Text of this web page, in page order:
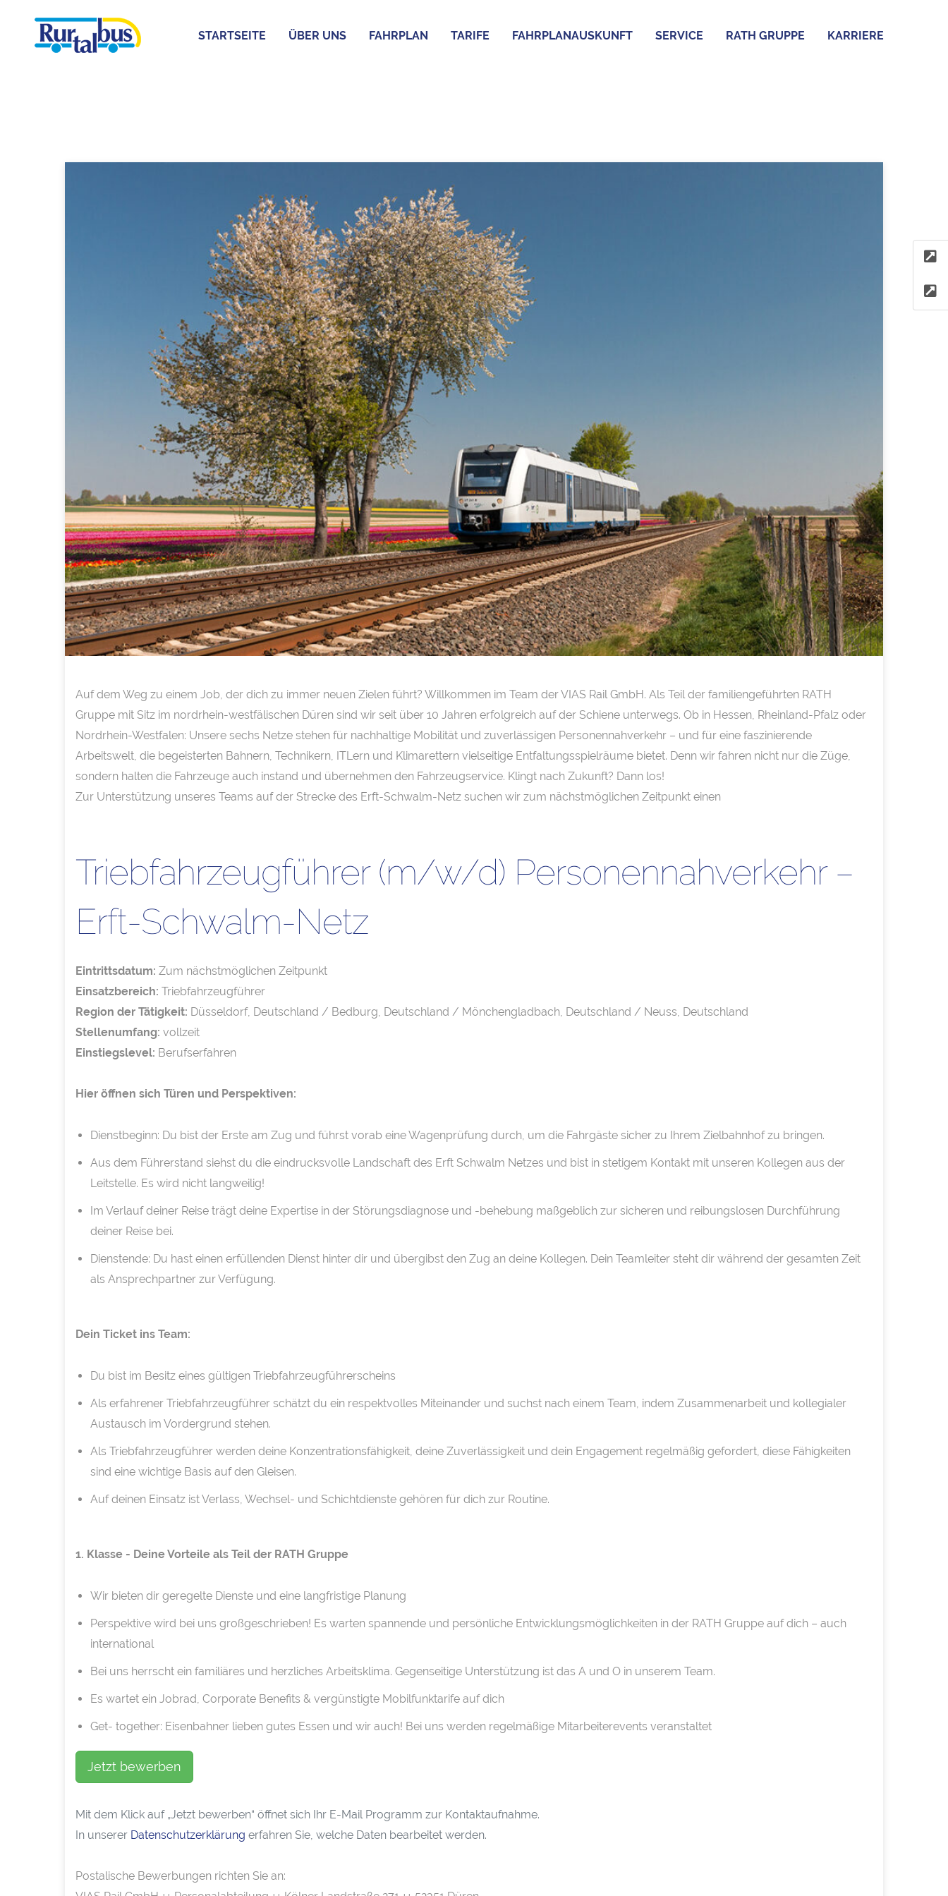
STARTSEITE ÜBER UNS FAHRPLAN TARIFE FAHRPLANAUSKUNFT SERVICE RATH GRUPPE KARRIERE
Auf dem Weg zu einem Job, der dich zu immer neuen Zielen führt? Willkommen im Team der VIAS Rail GmbH. Als Teil der familiengeführten RATH
Gruppe mit Sitz im nordrhein-westfälischen Düren sind wir seit über 10 Jahren erfolgreich auf der Schiene unterwegs. Ob in Hessen, Rheinland-Pfalz oder
Nordrhein-Westfalen: Unsere sechs Netze stehen für nachhaltige Mobilität und zuverlässigen Personennahverkehr – und für eine faszinierende
Arbeitswelt, die begeisterten Bahnern, Technikern, ITLern und Klimarettern vielseitige Entfaltungsspielräume bietet. Denn wir fahren nicht nur die Züge,
sondern halten die Fahrzeuge auch instand und übernehmen den Fahrzeugservice. Klingt nach Zukunft? Dann los!
Zur Unterstützung unseres Teams auf der Strecke des Erft-Schwalm-Netz suchen wir zum nächstmöglichen Zeitpunkt einen
Triebfahrzeugführer (m/w/d) Personennahverkehr –
Erft-Schwalm-Netz
Eintrittsdatum: Zum nächstmöglichen Zeitpunkt
Einsatzbereich: Triebfahrzeugführer
Region der Tätigkeit: Düsseldorf, Deutschland / Bedburg, Deutschland / Mönchengladbach, Deutschland / Neuss, Deutschland
Stellenumfang: vollzeit
Einstiegslevel: Berufserfahren
Hier öffnen sich Türen und Perspektiven:
Dienstbeginn: Du bist der Erste am Zug und führst vorab eine Wagenprüfung durch, um die Fahrgäste sicher zu Ihrem Zielbahnhof zu bringen.
Aus dem Führerstand siehst du die eindrucksvolle Landschaft des Erft Schwalm Netzes und bist in stetigem Kontakt mit unseren Kollegen aus der
Leitstelle. Es wird nicht langweilig!
Im Verlauf deiner Reise trägt deine Expertise in der Störungsdiagnose und -behebung maßgeblich zur sicheren und reibungslosen Durchführung
deiner Reise bei.
Dienstende: Du hast einen erfüllenden Dienst hinter dir und übergibst den Zug an deine Kollegen. Dein Teamleiter steht dir während der gesamten Zeit
als Ansprechpartner zur Verfügung.
Dein Ticket ins Team:
Du bist im Besitz eines gültigen Triebfahrzeugführerscheins
Als erfahrener Triebfahrzeugführer schätzt du ein respektvolles Miteinander und suchst nach einem Team, indem Zusammenarbeit und kollegialer
Austausch im Vordergrund stehen.
Als Triebfahrzeugführer werden deine Konzentrationsfähigkeit, deine Zuverlässigkeit und dein Engagement regelmäßig gefordert, diese Fähigkeiten
sind eine wichtige Basis auf den Gleisen.
Auf deinen Einsatz ist Verlass, Wechsel- und Schichtdienste gehören für dich zur Routine.
1. Klasse - Deine Vorteile als Teil der RATH Gruppe
Wir bieten dir geregelte Dienste und eine langfristige Planung
Perspektive wird bei uns großgeschrieben! Es warten spannende und persönliche Entwicklungsmöglichkeiten in der RATH Gruppe auf dich – auch
international
Bei uns herrscht ein familiäres und herzliches Arbeitsklima. Gegenseitige Unterstützung ist das A und O in unserem Team.
Es wartet ein Jobrad, Corporate Benefits & vergünstigte Mobilfunktarife auf dich
Get- together: Eisenbahner lieben gutes Essen und wir auch! Bei uns werden regelmäßige Mitarbeiterevents veranstaltet
Jetzt bewerben
Mit dem Klick auf „Jetzt bewerben“ öffnet sich Ihr E-Mail Programm zur Kontaktaufnahme.
In unserer Datenschutzerklärung erfahren Sie, welche Daten bearbeitet werden.
Postalische Bewerbungen richten Sie an: